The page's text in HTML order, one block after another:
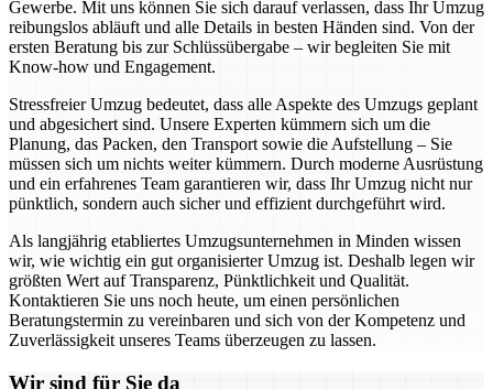
Gewerbe. Mit uns können Sie sich darauf verlassen, dass Ihr Umzug
reibungslos abläuft und alle Details in besten Händen sind. Von der
ersten Beratung bis zur Schlüssübergabe – wir begleiten Sie mit
Know-how und Engagement.
Stressfreier Umzug bedeutet, dass alle Aspekte des Umzugs geplant
und abgesichert sind. Unsere Experten kümmern sich um die
Planung, das Packen, den Transport sowie die Aufstellung – Sie
müssen sich um nichts weiter kümmern. Durch moderne Ausrüstung
und ein erfahrenes Team garantieren wir, dass Ihr Umzug nicht nur
pünktlich, sondern auch sicher und effizient durchgeführt wird.
Als langjährig etabliertes Umzugsunternehmen in Minden wissen
wir, wie wichtig ein gut organisierter Umzug ist. Deshalb legen wir
größten Wert auf Transparenz, Pünktlichkeit und Qualität.
Kontaktieren Sie uns noch heute, um einen persönlichen
Beratungstermin zu vereinbaren und sich von der Kompetenz und
Zuverlässigkeit unseres Teams überzeugen zu lassen.
Wir sind für Sie da